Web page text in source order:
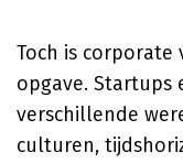
Toch is corporate
opgave. Startups
verschillende
culturen,